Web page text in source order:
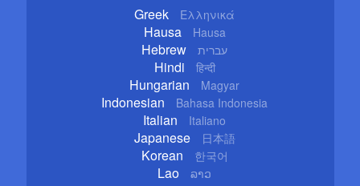
Greek Ελληνικά
Hausa Hausa
Hebrew עברית
Hindi हिन्दी
Hungarian Magyar
Indonesian Bahasa Indonesia
Italian Italiano
Japanese 日本語
Korean 한국어
Lao ລາວ